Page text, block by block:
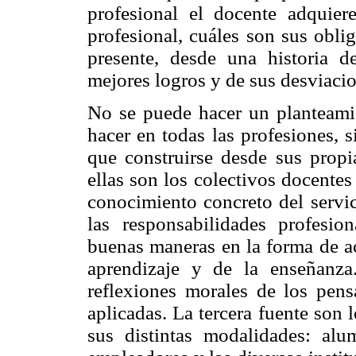
profesional el docente
profesional, cuáles son sus
presente, desde una historia
mejores logros y de sus
No se puede hacer un
hacer en todas las profesiones,
que construirse desde sus
ellas son los colectivos
conocimiento concreto del
las responsabilidades
buenas maneras en la forma de
aprendizaje y de la
reflexiones morales de los
aplicadas. La tercera fuente
sus distintas modalidades: